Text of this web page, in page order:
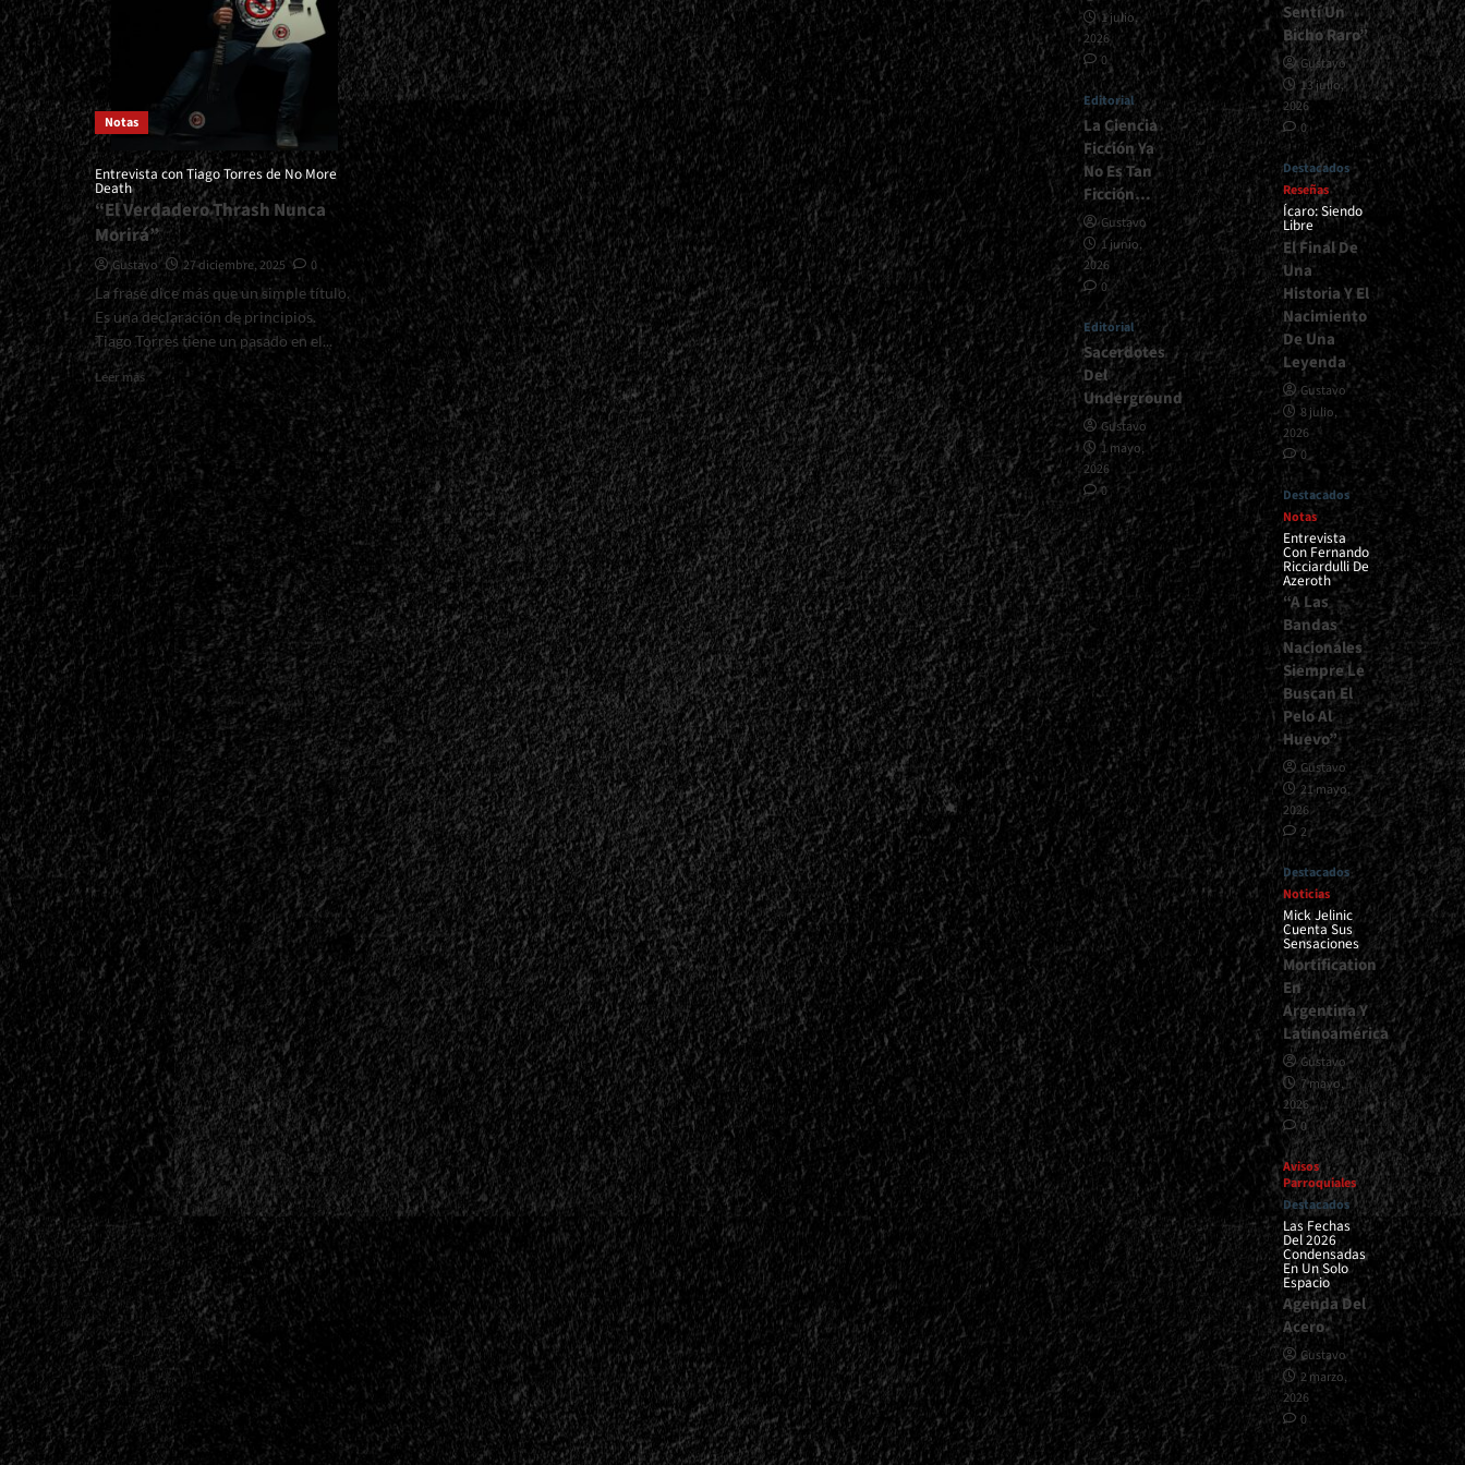
Notas
Entrevista con Tiago Torres de No More
Death
“El Verdadero Thrash Nunca
Morirá”
Gustavo 27 diciembre, 2025
0
La frase dice más que un simple título.
Es una declaración de principios.
Tiago Torres tiene un pasado en el...
Leer más Read
more
about
<small>Entrevista
con
Tiago
Torres
de
No
More
Death<span>
|
</span>
</small>
<div>“El
Verdadero
Thrash
Nunca
Morirá”</div>
1 julio,
2026
0
Editorial
La Ciencia
Ficción Ya
No Es Tan
Ficción…
Gustavo
1 junio,
2026
0
Editorial
Sacerdotes
Del
Underground
Gustavo
1 mayo,
2026
0
Sentí Un
Bicho Raro”
Gustavo
13 julio,
2026
0
Destacados
Reseñas
Ícaro: Siendo
Libre
El Final De
Una
Historia Y El
Nacimiento
De Una
Leyenda
Gustavo
8 julio,
2026
0
Destacados
Notas
Entrevista
Con Fernando
Ricciardulli De
Azeroth
“A Las
Bandas
Nacionales
Siempre Le
Buscan El
Pelo Al
Huevo”
Gustavo
21 mayo,
2026
2
Destacados
Noticias
Mick Jelinic
Cuenta Sus
Sensaciones
Mortification
En
Argentina Y
Latinoamérica
Gustavo
7 mayo,
2026
0
Avisos
Parroquiales
Destacados
Las Fechas
Del 2026
Condensadas
En Un Solo
Espacio
Agenda Del
Acero
Gustavo
2 marzo,
2026
0